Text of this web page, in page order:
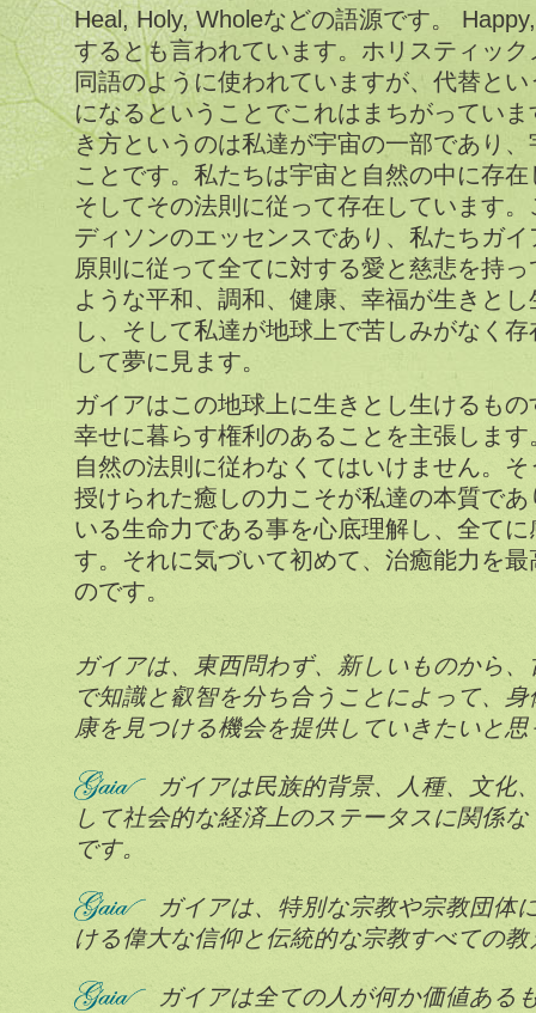
Heal, Holy, Wholeなどの語源です。
するとも言われています。ホリスティッ
同語のように使われていますが、代替と
になるということでこれはまちがってい
き方というのは私達が宇宙の一部であり
ことです。私たちは宇宙と自然の中に存
そしてその法則に従って存在しています
ディソンのエッセンスであり、私たちガ
原則に従って全てに対する愛と慈悲を持
ような平和、調和、健康、幸福が生きと
し、そして私達が地球上で苦しみがなく
して夢に見ます。
ガイアはこの地球上に生きとし生けるも
幸せに暮らす権利のあることを主張しま
自然の法則に従わなくてはいけません。
授けられた癒しの力こそが私達の本質で
いる生命力である事を心底理解し、全て
す。それに気づいて初めて、治癒能力を
のです。
ガイアは、東西問わず、新しいものから
で知識と叡智を分ち合うことによって、
康を見つける機会を提供していきたいと
ガイアは民族的背景、人種、文化
して社会的な経済上のステータスに関係
です。
ガイアは、特別な宗教や宗教団体
ける偉大な信仰と伝統的な宗教すべての
ガイアは全ての人が何か価値ある